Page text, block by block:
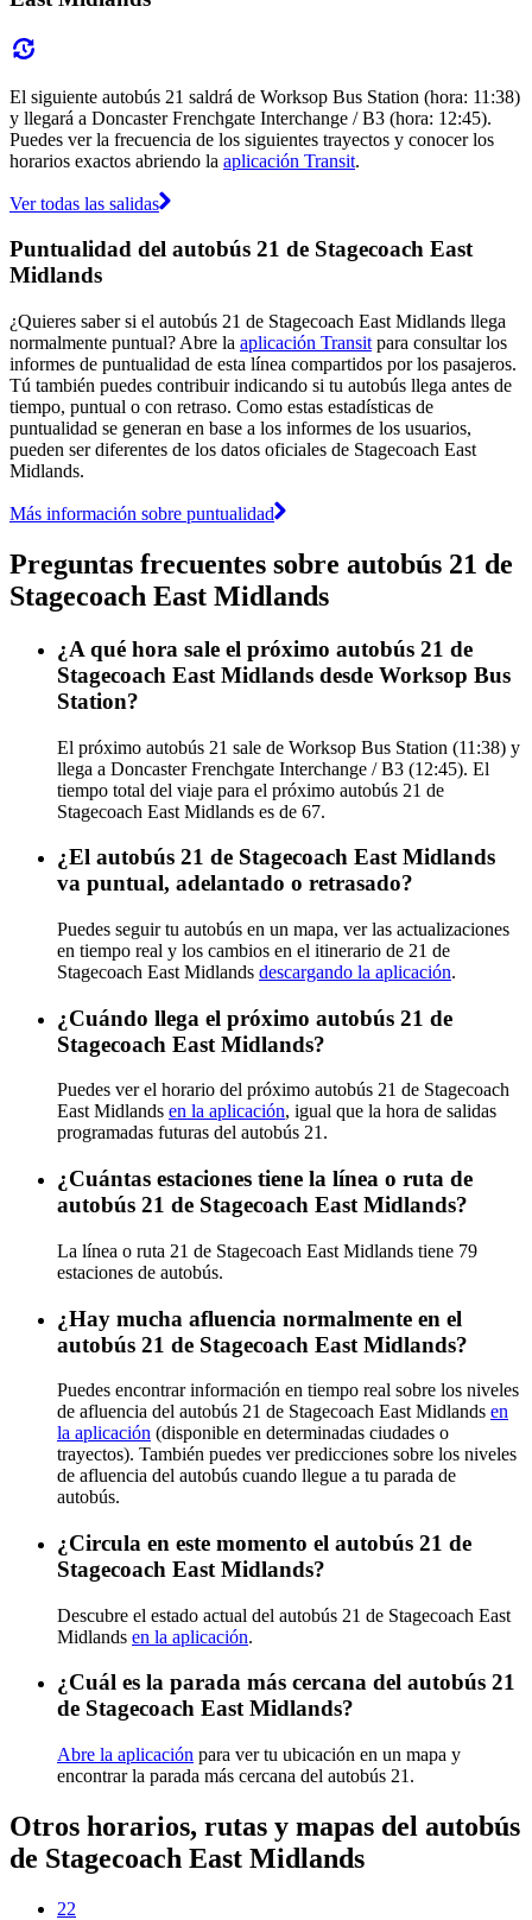
El siguiente autobús 21 saldrá de Worksop Bus Station (hora: 11:38)
y llegará a Doncaster Frenchgate Interchange / B3 (hora: 12:45).
Puedes ver la frecuencia de los siguientes trayectos y conocer los
horarios exactos abriendo la aplicación Transit.
Ver todas las salidas
Puntualidad del autobús 21 de Stagecoach East
Midlands
¿Quieres saber si el autobús 21 de Stagecoach East Midlands llega
normalmente puntual? Abre la aplicación Transit para consultar los
informes de puntualidad de esta línea compartidos por los pasajeros.
Tú también puedes contribuir indicando si tu autobús llega antes de
tiempo, puntual o con retraso. Como estas estadísticas de
puntualidad se generan en base a los informes de los usuarios,
pueden ser diferentes de los datos oficiales de Stagecoach East
Midlands.
Más información sobre puntualidad
Preguntas frecuentes sobre autobús 21 de
Stagecoach East Midlands
¿A qué hora sale el próximo autobús 21 de
Stagecoach East Midlands desde Worksop Bus
Station?
El próximo autobús 21 sale de Worksop Bus Station (11:38) y
llega a Doncaster Frenchgate Interchange / B3 (12:45). El
tiempo total del viaje para el próximo autobús 21 de
Stagecoach East Midlands es de 67.
¿El autobús 21 de Stagecoach East Midlands
va puntual, adelantado o retrasado?
Puedes seguir tu autobús en un mapa, ver las actualizaciones
en tiempo real y los cambios en el itinerario de 21 de
Stagecoach East Midlands descargando la aplicación.
¿Cuándo llega el próximo autobús 21 de
Stagecoach East Midlands?
Puedes ver el horario del próximo autobús 21 de Stagecoach
East Midlands en la aplicación, igual que la hora de salidas
programadas futuras del autobús 21.
¿Cuántas estaciones tiene la línea o ruta de
autobús 21 de Stagecoach East Midlands?
La línea o ruta 21 de Stagecoach East Midlands tiene 79
estaciones de autobús.
¿Hay mucha afluencia normalmente en el
autobús 21 de Stagecoach East Midlands?
Puedes encontrar información en tiempo real sobre los niveles
de afluencia del autobús 21 de Stagecoach East Midlands en
la aplicación (disponible en determinadas ciudades o
trayectos). También puedes ver predicciones sobre los niveles
de afluencia del autobús cuando llegue a tu parada de
autobús.
¿Circula en este momento el autobús 21 de
Stagecoach East Midlands?
Descubre el estado actual del autobús 21 de Stagecoach East
Midlands en la aplicación.
¿Cuál es la parada más cercana del autobús 21
de Stagecoach East Midlands?
Abre la aplicación para ver tu ubicación en un mapa y
encontrar la parada más cercana del autobús 21.
Otros horarios, rutas y mapas del autobús
de Stagecoach East Midlands
22